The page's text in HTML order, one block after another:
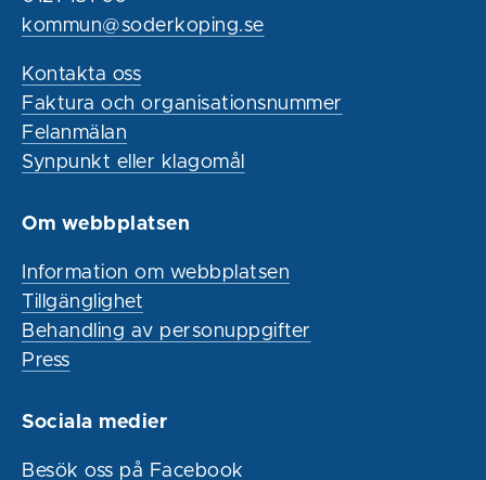
kommun@soderkoping.se
Kontakta oss
Faktura och organisationsnummer
Felanmälan
Synpunkt eller klagomål
Om webbplatsen
Information om webbplatsen
Tillgänglighet
Behandling av personuppgifter
Press
Sociala medier
Besök oss på Facebook